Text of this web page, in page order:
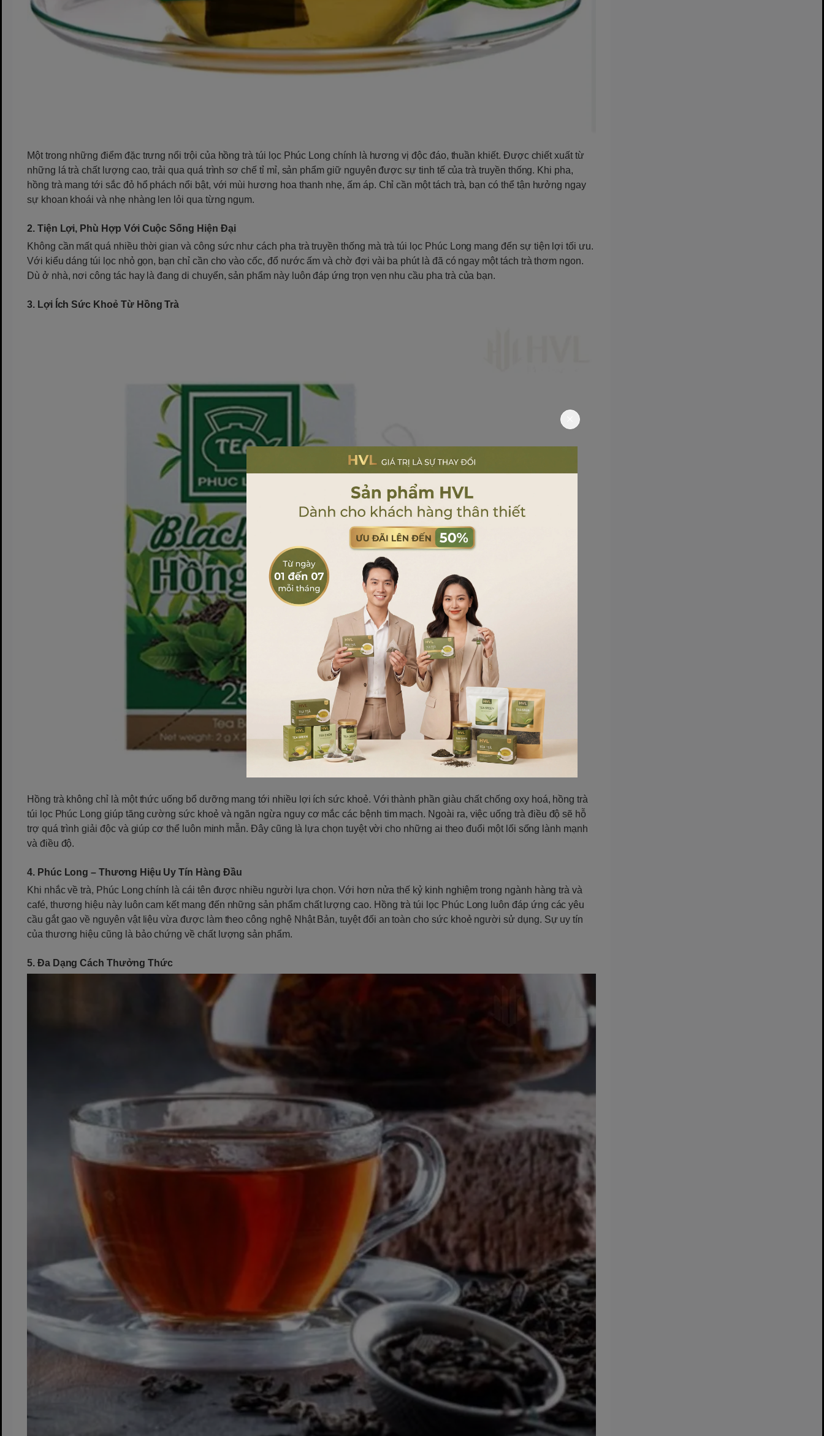
Một trong những điểm đặc trưng nổi trội của hồng trà túi lọc Phúc Long chính là hương vị độc đáo, thuần khiết. Được chiết xuất từ
những lá trà chất lượng cao, trải qua quá trình sơ chế tỉ mỉ, sản phẩm giữ nguyên được sự tinh tế của trà truyền thống. Khi pha,
hồng trà mang tới sắc đỏ hổ phách nổi bật, với mùi hương hoa thanh nhẹ, ấm áp. Chỉ cần một tách trà, bạn có thể tận hưởng ngay
sự khoan khoái và nhẹ nhàng len lỏi qua từng ngụm.
2. Tiện Lợi, Phù Hợp Với Cuộc Sống Hiện Đại
Không cần mất quá nhiều thời gian và công sức như cách pha trà truyền thống mà trà túi lọc Phúc Long mang đến sự tiện lợi tối ưu.
Với kiểu dáng túi lọc nhỏ gọn, bạn chỉ cần cho vào cốc, đổ nước ấm và chờ đợi vài ba phút là đã có ngay một tách trà thơm ngon.
Dù ở nhà, nơi công tác hay là đang di chuyển, sản phẩm này luôn đáp ứng trọn vẹn nhu cầu pha trà của bạn.
3. Lợi Ích Sức Khoẻ Từ Hồng Trà
Hồng trà không chỉ là một thức uống bổ dưỡng mang tới nhiều lợi ích sức khoẻ. Với thành phần giàu chất chống oxy hoá, hồng trà
túi lọc Phúc Long giúp tăng cường sức khoẻ và ngăn ngừa nguy cơ mắc các bệnh tim mạch. Ngoài ra, việc uống trà điều độ sẽ hỗ
trợ quá trình giải độc và giúp cơ thể luôn minh mẫn. Đây cũng là lựa chọn tuyệt vời cho những ai theo đuổi một lối sống lành mạnh
và điều độ.
4. Phúc Long – Thương Hiệu Uy Tín Hàng Đầu
Khi nhắc về trà, Phúc Long chính là cái tên được nhiều người lựa chọn. Với hơn nửa thế kỷ kinh nghiệm trong ngành hàng trà và
café, thương hiệu này luôn cam kết mang đến những sản phẩm chất lượng cao. Hồng trà túi lọc Phúc Long luôn đáp ứng các yêu
cầu gắt gao về nguyên vật liệu vừa được làm theo công nghệ Nhật Bản, tuyệt đối an toàn cho sức khoẻ người sử dụng. Sự uy tín
của thương hiệu cũng là bảo chứng về chất lượng sản phẩm.
5. Đa Dạng Cách Thưởng Thức